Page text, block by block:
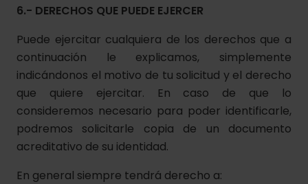
6.- DERECHOS QUE PUEDE EJERCER
Puede ejercitar cualquiera de los derechos que a
continuación le explicamos, simplemente
indicándonos el motivo de tu solicitud y el derecho
que quiere ejercitar. En caso de que lo
consideremos necesario para poder identificarle,
podremos solicitarle copia de un documento
acreditativo de su identidad.
En general siempre tendrá derecho a: